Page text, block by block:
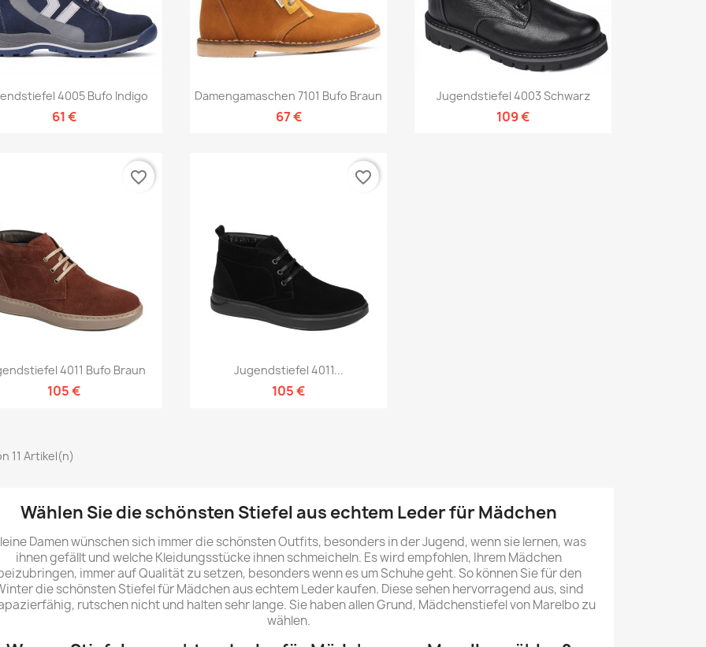
Vorschau
4005 Bufo Indigo
61 €
Vorschau
Damengamaschen 7101 Bufo Braun
67 €
Vorschau
Jugendstiefel 4003 Schwarz
109 €
Vorschau
4011 Bufo Braun
105 €
favorite_border
Vorschau
Jugendstiefel 4011...
105 €
favorite_border
11 Artikel(n)
Wählen Sie die schönsten Stiefel aus echtem Leder für Mädchen
Damen wünschen sich immer die schönsten Outfits, besonders in der Jugend, wenn sie lernen, was
ihnen gefällt und welche Kleidungsstücke ihnen schmeicheln. Es wird empfohlen, Ihrem Mädchen
immer auf Qualität zu setzen, besonders wenn es um Schuhe geht. So können Sie für den
die schönsten Stiefel für Mädchen aus echtem Leder kaufen. Diese sehen hervorragend aus, sind
rutschen nicht und halten sehr lange. Sie haben allen Grund, Mädchenstiefel von Marelbo zu
wählen.